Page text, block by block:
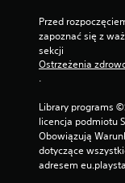
Przed
zapoznać się z
sekcji
Ostrzeżenia
.
Library programs
licencja podmiotu
Obowiązują
dotyczące
adresem